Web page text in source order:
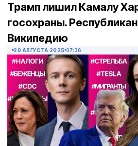
Трамп лишил Камалу
госохраны.
Википедию
29 АВГУСТА 2025 07:36